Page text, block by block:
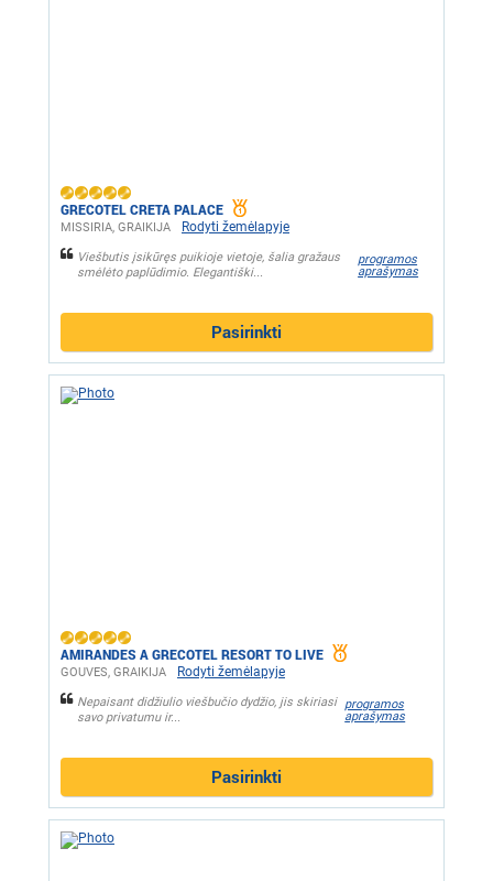
GRECOTEL CRETA PALACE
MISSIRIA, GRAIKIJA Rodyti žemėlapyje
Viešbutis įsikūręs puikioje vietoje, šalia gražaus
smėlėto paplūdimio. Elegantiški...
programos
aprašymas
Pasirinkti
AMIRANDES A GRECOTEL RESORT TO LIVE
GOUVES, GRAIKIJA Rodyti žemėlapyje
Nepaisant didžiulio viešbučio dydžio, jis skiriasi
savo privatumu ir...
programos
aprašymas
Pasirinkti